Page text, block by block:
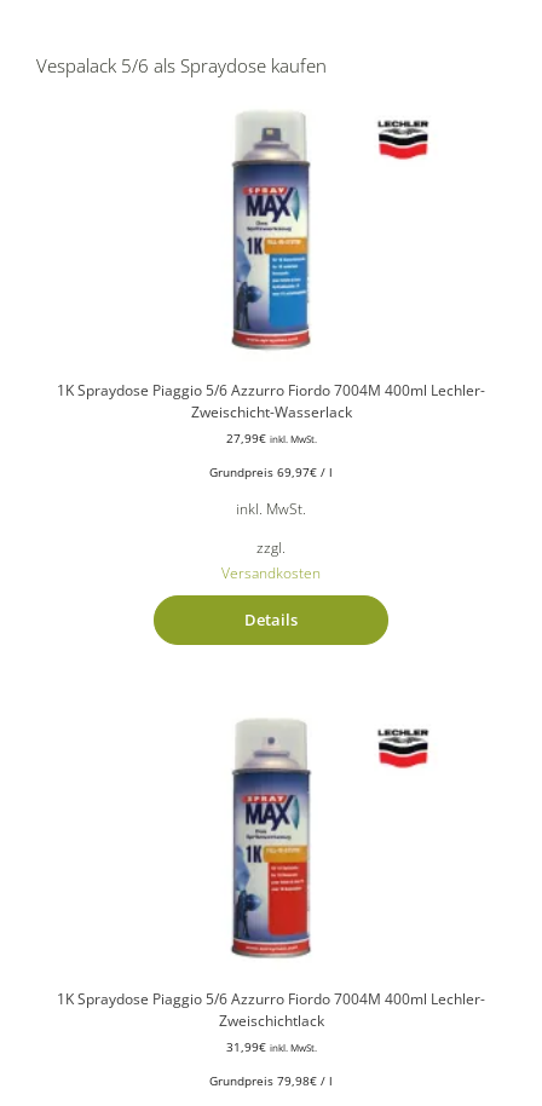
Vespalack 5/6 als Spraydose kaufen
1K Spraydose Piaggio 5/6 Azzurro Fiordo 7004M 400ml Lechler-
Zweischicht-Wasserlack
27,99€ inkl. MwSt.
Grundpreis 69,97€ / l
inkl. MwSt.
zzgl.
Versandkosten
Details
1K Spraydose Piaggio 5/6 Azzurro Fiordo 7004M 400ml Lechler-
Zweischichtlack
31,99€ inkl. MwSt.
Grundpreis 79,98€ / l